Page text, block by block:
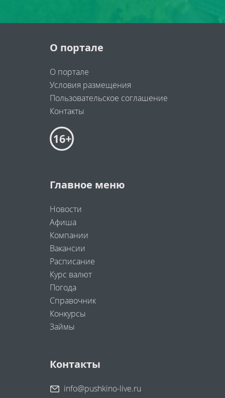
О портале
О портале
Условия размещения
Пользовательское соглашение
Контакты
Главное меню
Новости
Афиша
Компании
Вакансии
Расписание
Курс валют
Погода
Справочник
Конкурсы
Займы
Контакты
info@pushkino-live.ru